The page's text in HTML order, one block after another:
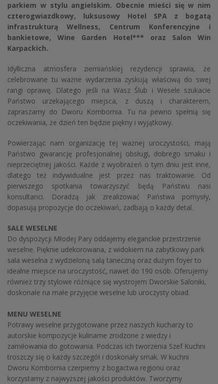
parkiem w stylu angielskim. Obecnie mieści się w nim
czterogwiazdkowy, luksusowy Hotel SPA z bogatą
infrastrukturą Wellness, Centrum Konferencyjne i
bankietowe,Wine Garden Hotel*** oraz Salon Win
Karpackich.
Idylliczna atmosfera ziemiańskiej rezydencji sprawia, że
celebrowane tu ważne wydarzenia zyskują właściwą do swej
rangi oprawę. Dlatego jeśli na Wasz Ślub i Wesele szukacie
Państwo urzekającego miejsca, z duszą i charakterem,
zapraszamy do Dworu Kombornia. Tu na pewno spełnią się
oczekiwania, że dzień ten będzie piękny i wyjątkowy.
Powierzając nam organizację tej ważnej uroczystości, mają
Państwo gwarancję profesjonalnej obsługi, dobrego smaku i
nieprzeciętnej jakości. Każde z wyobrażeń o tym dniu jest inne,
dlatego też indywidualne jest przez nas traktowanie. Od
pierwszego spotkania towarzyszyć będą Państwu nasi
konsultanci. Doradzą jak zrealizować Państwa pomysły,
dopasują propozycje do oczekiwań, zadbają o każdy detal.
SALE WESELNE
Do dyspozycji Młodej Pary oddajemy eleganckie przestrzenie
weselne. Pięknie udekorowana, z widokiem na zabytkowy park
sala weselna z wydzieloną salą taneczną oraz dużym foyer to
idealne miejsce na uroczystość, nawet do 190 osób. Oferujemy
również trzy stylowe różniące się wystrojem Dworskie Saloniki,
doskonałe na małe przyjęcie weselne lub uroczysty obiad.
MENU WESELNE
Potrawy weselne przygotowane przez naszych kucharzy to
autorskie kompozycje kulinarne zrodzone z wiedzy i
zamiłowania do gotowania. Podczas ich tworzenia Szef Kuchni
troszczy się o każdy szczegół i doskonały smak. W kuchni
Dworu Kombornia czerpiemy z bogactwa regionu oraz
korzystamy z najwyższej jakości produktów. Tworzymy